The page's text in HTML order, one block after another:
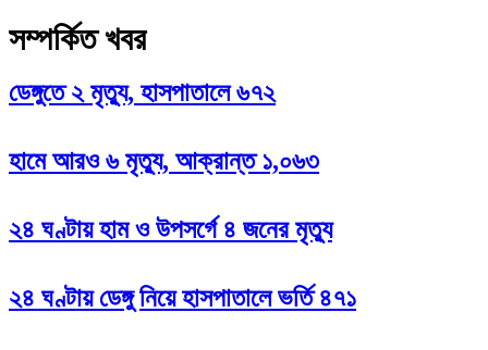
সম্পর্কিত খবর
ডেঙ্গুতে ২ মৃত্যু, হাসপাতালে ৬৭২
হামে আরও ৬ মৃত্যু, আক্রান্ত ১,০৬৩
২৪ ঘণ্টায় হাম ও উপসর্গে ৪ জনের মৃত্যু
২৪ ঘণ্টায় ডেঙ্গু নিয়ে হাসপাতালে ভর্তি ৪৭১